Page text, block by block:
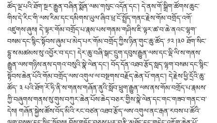
ཚོད་ལྔ་པའི་ཐོག་སྔར་རྒྱུན་བཞིན་སྨོན་ལམ་གསུང་འདོན་དང་། དེ་ནས་གོ་སྒྲིག་ཚོགས་ཆུང་
གིས་དེ་རིང་གི་ལས་རིམ་དང་དམིགས་ཡུལ་ཞིབ་ཕྲ་ངོ་སྤྲོད་གནང་རྗེས་གོམ་བགྲོད་འགོ་
འཛུགས་ཞུས། དེ་ལྟར་གོམ་བགྲོད་པ་རྣམ་པས་གནམ་གཤིས་ཇི་ལྟར་ཚ་བ་ཆེ་ནའང་ལྷག་
བསམ་དང་སྙིང་སྟོབས་ཞུམ་པ་མེད་པར་གོམ་བགྲོད་ཀྱིས་ཉིན་གུང་ཆུ་ཚོད་ ༡༢ །༣༠ ཐོག་སིང་
དྷུ་ས་མཚམས་སུ་འབྱོར་བ་དང་། དེར་ཆུ་བཞི་སྒང་དྲུག་དབུས་རྒྱུན་ལས་དང་ལྡི་ལི་ས་གནས་
རྒྱུན་ལས་གཉིས་ནས་དགའ་བསུའི་སྣེ་ལེན་དང་། བོད་དོན་འཐབ་རྩོད་སླད་ལྷག་བསམ་དང་སྙིང་
སྟོབས་ཆེན་པོའི་གོམ་བགྲོད་ལས་འགུལ་ལ་བསྔགས་བརྗོད་ཆེན་པོ་གནང་། དེ་རྗེས་ཕྱི་དྲོའི་ཆུ་
ཚོད་ ༣ པའི་ཐོག་རོ་ཧི་ནི་ས་གནས་གཞོན་ནུའི་སློབ་ཕྲུག་རྒྱུན་ལས་ནས་གོམ་བགྲོད་པ་རྣམས་
ཀྱི་བཞུགས་གནས་སུ་གུས་བཀུར་ཆེན་པོས་ཆེད་བཅར་གྱིས་སྣེ་ལེན་དང་གང་གཟབ་གནང་བ་
དེས། གཞོན་སྐྱེས་ཚོས་བོད་མིའི་རང་བཙན་འཐབ་རྩོད་ལས་འགུལ་ནང་རྒན་རབས་པ་ཚོའི་